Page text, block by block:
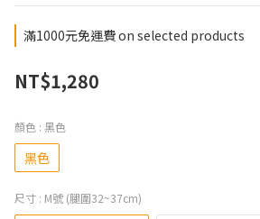
滿1000元免運費 on selected products
NT$1,280
顏色 : 黑色
黑色
尺寸 : M號 (腿圍32~37cm)